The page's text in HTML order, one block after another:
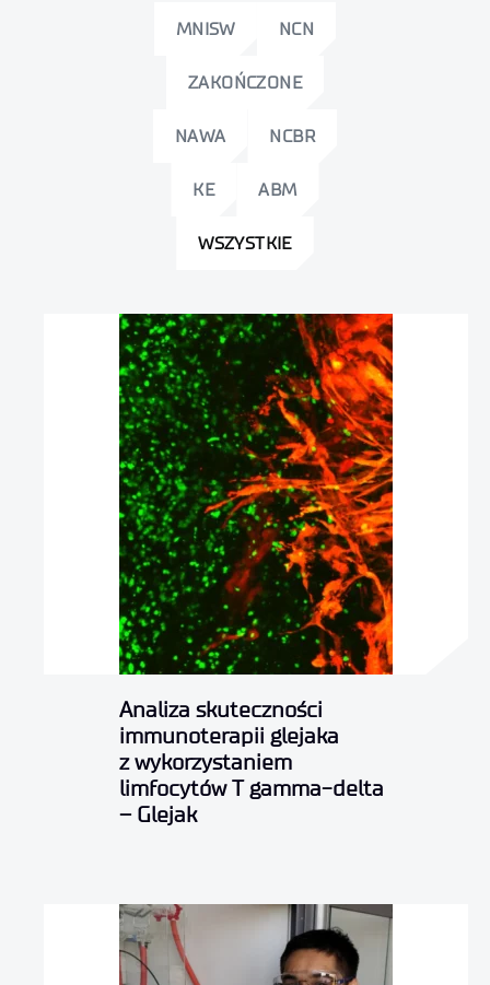
ABM
KE
MNISW
NAWA NCBR
NCN
ZAKOŃCZONE
WSZYSTKIE
Analiza skuteczności
immunoterapii glejaka
z wykorzystaniem
limfocytów T gamma-delta
– Glejak